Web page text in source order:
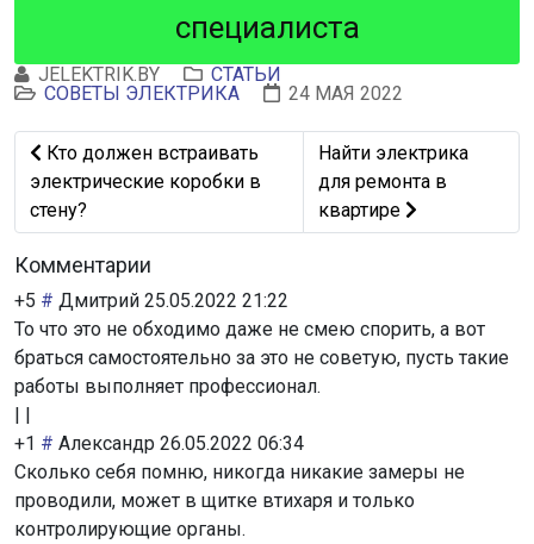
специалиста
JELEKTRIK.BY
СТАТЬИ
СОВЕТЫ ЭЛЕКТРИКА
24 МАЯ 2022
Предыдущий: Кто должен встраивать электрические
Кто должен встраивать
электрические коробки в
стену?
Следующий: Найти
Найти электрика
для ремонта в
квартире
Комментарии
+5 # Дмитрий 25.05.2022 21:22
То что это не обходимо даже не смею спорить, а вот
браться самостоятельно за это не советую, пусть такие
работы выполняет профессионал.
| |
+1 # Александр 26.05.2022 06:34
Сколько себя помню, никогда никакие замеры не
проводили, может в щитке втихаря и только
контролирующие органы.